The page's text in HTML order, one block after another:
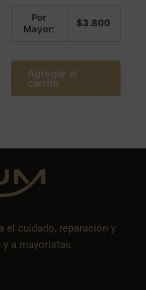
Por
Mayor:
$3.800
Agregar al
carrito
el cuidado, reparación y
y a mayoristas.